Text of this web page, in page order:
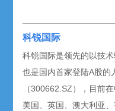
科锐国际
科锐国际是领先的以技
也是国内首家登陆A股的
（300662.SZ），目前
美国、英国、澳大利亚